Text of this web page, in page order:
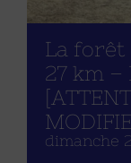
La forêt
27 km –
dimanche